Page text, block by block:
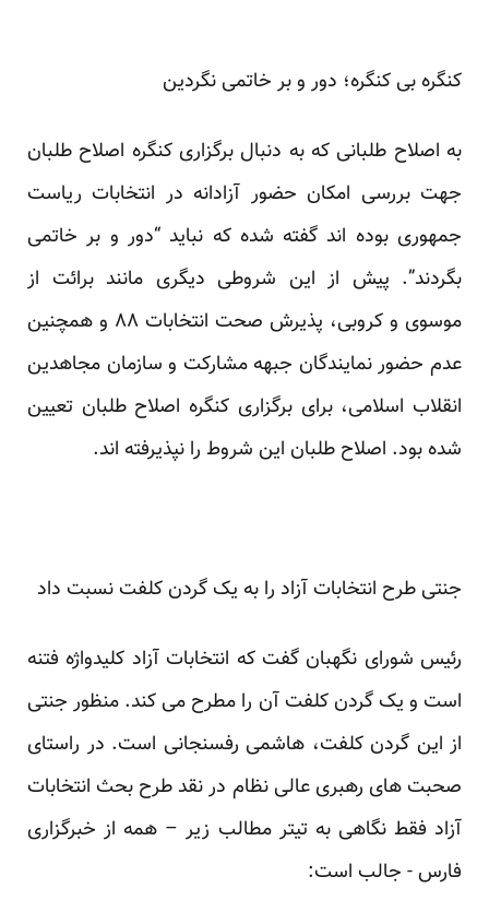
کنگره بی کنگره؛ دور و بر خاتمی نگردین
به اصلاح طلبانی که به دنبال برگزاری کنگره اصلاح طلبان
جهت بررسی امکان حضور آزادانه در انتخابات ریاست
جمهوری بوده اند گفته شده که نباید “دور و بر خاتمی
بگردند”. پیش از این شروطی دیگری مانند برائت از
موسوی و کروبی، پذیرش صحت انتخابات ۸۸ و همچنین
عدم حضور نمایندگان جبهه مشارکت و سازمان مجاهدین
انقلاب اسلامی، برای برگزاری کنگره اصلاح طلبان تعیین
شده بود. اصلاح طلبان این شروط را نپذیرفته اند.
جنتی طرح انتخابات آزاد را به یک گردن کلفت نسبت داد
رئیس شورای نگهبانگفت که انتخابات آزاد کلیدواژه فتنه
است و یکگردن کلفت آن را مطرح می کند. منظور جنتی
از این گردن کلفت، هاشمی رفسنجانی است. در راستای
صحبت های رهبری عالی نظام در نقد طرح بحث انتخابات
آزاد فقط نگاهی به تیتر مطالب زیر – همه از خبرگزاری
فارس - جالب است: